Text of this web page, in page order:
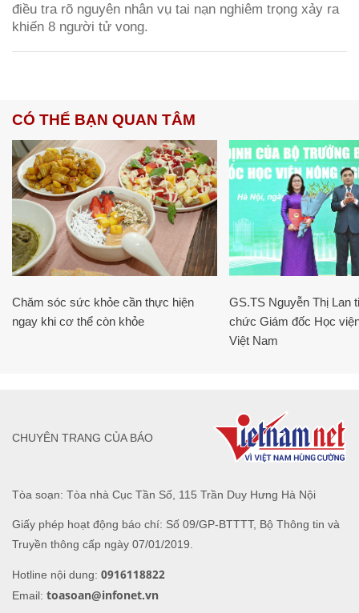
điều tra rõ nguyên nhân vụ tai nạn nghiêm trọng xảy ra
khiến 8 người tử vong.
CÓ THỂ BẠN QUAN TÂM
Chăm sóc sức khỏe cần thực hiện
ngay khi cơ thể còn khỏe
GS.TS Nguyễn Thị Lan
chức Giám đốc Học
Việt Nam
Tòa soạn: Tòa nhà Cục Tần Số, 115 Trần Duy Hưng Hà Nội
Giấy phép hoạt động báo chí: Số 09/GP-BTTTT, Bộ Thông tin và
Truyền thông cấp ngày 07/01/2019.
Hotline nội dung: 0916118822
Email: toasoan@infonet.vn
CHUYÊN TRANG CỦA BÁO